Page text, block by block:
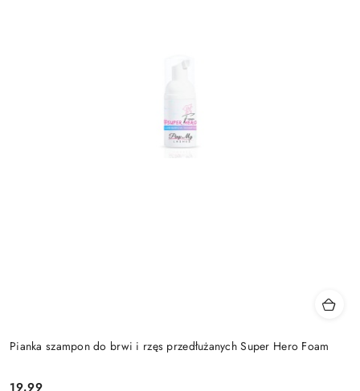
Pianka szampon do brwi i rzęs przedłużanych Super Hero Foam
19.99